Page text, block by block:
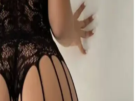
Esnek yapısı ve dayanıklı
çeşitli vücut tiplerine uyum
sunar.
Geniş Fileli Kadın Vücut
ve Konfor
vücut çorabı, geniş fileli tasarımıyla
sağlar. Uzun ömürlü materyali ve uygun
bir iç giyim ürünüdür.